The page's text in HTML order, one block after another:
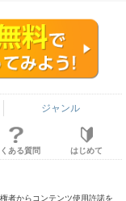
ジャンル
ある質問 はじめて
者からコンテンツ使用許諾を